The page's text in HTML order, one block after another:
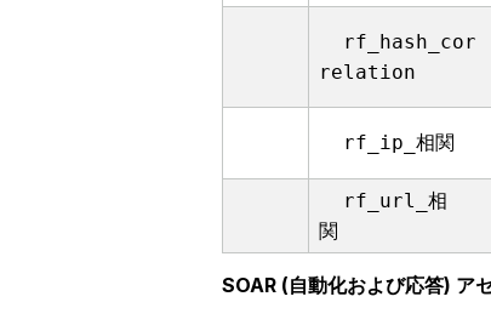
rf_hash_cor
relation
rf_ip_相関
rf_url_相
関
SOAR (自動化および応答) ア